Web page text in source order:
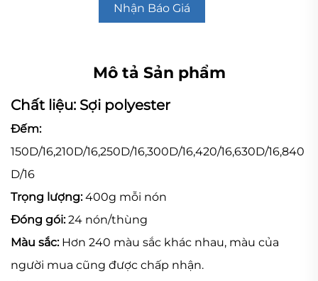
Nhận Báo Giá
Mô tả Sản phẩm
Chất liệu: Sợi polyester
Đếm:
150D/16,210D/16,250D/16,300D/16,420/16,630D/16,840
D/16
Trọng lượng:400g mỗi nón
Đóng gói:24 nón/thùng
Màu sắc: Hơn 240 màu sắc khác nhau, màu của
người mua cũng được chấp nhận.